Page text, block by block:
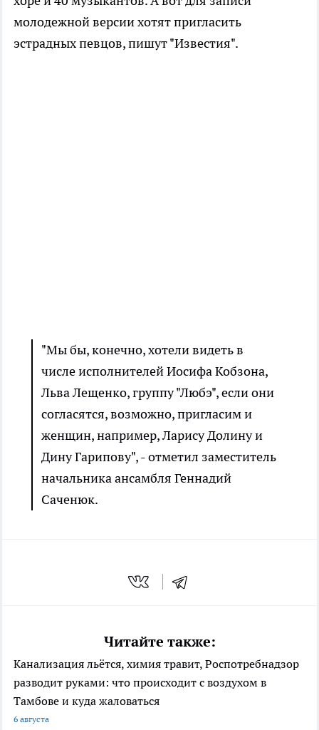
молодежной версии хотят пригласить
эстрадных певцов, пишут "Известия".
"Мы бы, конечно, хотели видеть в
числе исполнителей Иосифа Кобзона,
Льва Лещенко, группу "Любэ", если они
согласятся, возможно, пригласим и
женщин, например, Ларису Долину и
Дину Гарипову", - отметил заместитель
начальника ансамбля Геннадий
Саченюк.
Читайте также:
Канализация льётся, химия травит, Роспотребнадзор
разводит руками: что происходит с воздухом в
Тамбове и куда жаловаться
6 августа